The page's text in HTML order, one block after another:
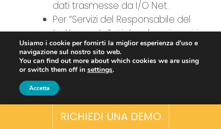
dati trasmesse da I/O Net.
Per “Servizi del Responsabile del
trattamento” si intendono i servizi
pertinenti elencati sul sito
https://bookingdesigner.com/terms/
.
Per “Documentazione in materia di
sicurezza” si intendono le
certificazioni di sicurezza o la
Usiamo i cookie per fornirti la miglior esperienza d'uso e
navigazione sul nostro sito web.
You can find out more about which cookies we are using
or switch them off in settings.
Accetta
RICHIEDI UNA DEMO